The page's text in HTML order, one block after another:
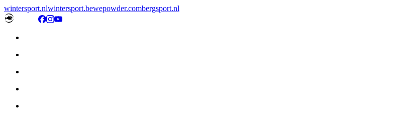
wintersport.nlwintersport.bewepowder.combergsport.nl